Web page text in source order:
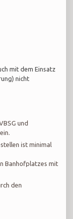
mit dem Einsatz
nicht
und
ist minimal
Banhofplatzes mit
den